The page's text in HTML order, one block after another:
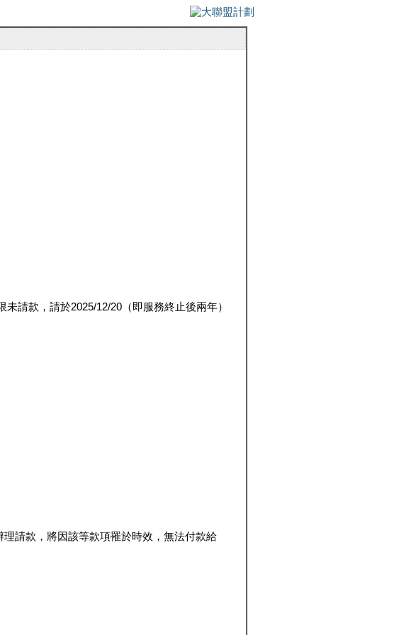
請款，請於2025/12/20（即服務終止後兩年）
請款，將因該等款項罹於時效，無法付款給